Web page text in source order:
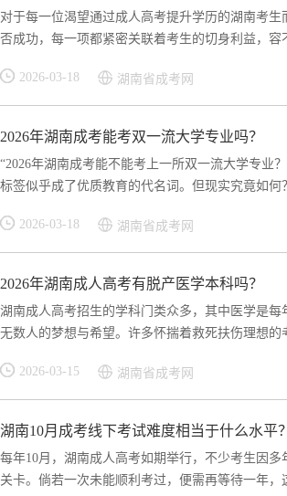
对于每一位渴望通过成人高考提升学历的湖南考
否成功，每一项都紧密关联着考生的切身利益，
2026-03-18 湖南省成考网
2026年湖南成考能考双一流大学专业吗？
“2026年湖南成考能不能考上一所双一流大学专业
标签似乎成了优质教育的代名词。但现实究竟如
2026-03-18 湖南省成考网
2026年湖南成人高考有脱产医学本科吗？
湖南成人高考招生的学科门类众多，其中医学是
无数人的梦想与希望。许多怀揣着救死扶伤理想
2026-03-15 湖南省成考网
湖南10月成考线下考试难度相当于什么水平？
每年10月，湖南成人高考如期举行，不少考生因
关卡。倘若一次未能顺利考过，便需再等待一年